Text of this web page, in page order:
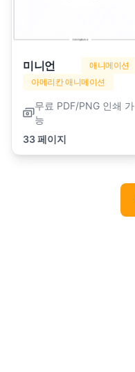
미니언
애니메이션
아메리칸 애니메이션
무료 PDF/PNG 인쇄 가
능
33 페이지